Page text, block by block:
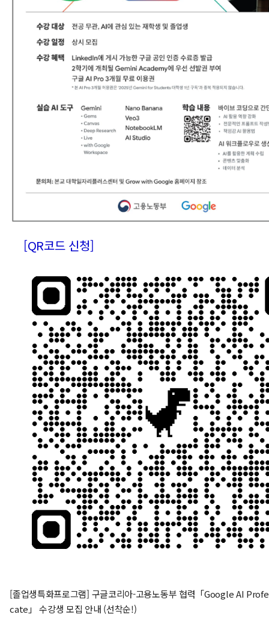
[QR코드 신청]
[졸업생특화프로그램] 구글코리아-고용노동부 협력「Google AI
cate」 수강생 모집 안내 (선착순!)